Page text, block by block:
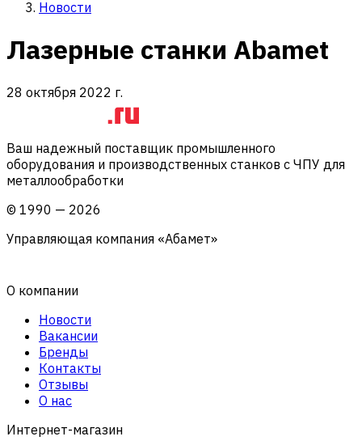
Новости
Лазерные станки Abamet
28 октября 2022 г.
Ваш надежный поставщик промышленного
оборудования и производственных станков с ЧПУ для
металлообработки
© 1990 — 2026
Управляющая компания «Абамет»
О компании
Новости
Вакансии
Бренды
Контакты
Отзывы
О нас
Интернет-магазин